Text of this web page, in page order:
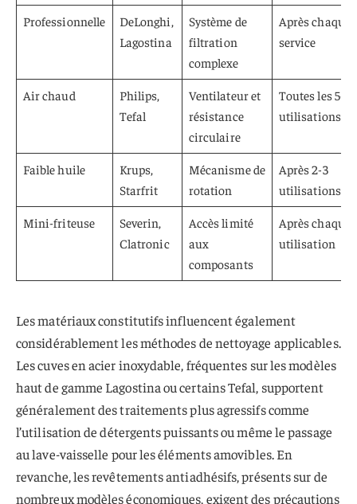
Professionnelle
DeLonghi,
Lagostina
Système de
filtration
complexe
Après chaque
service
Air chaud
Philips,
Tefal
Ventilateur et
résistance
circulaire
Toutes les 5-6
utilisations
Faible huile
Krups,
Starfrit
Mécanisme de
rotation
Après 2-3
utilisations
Mini-friteuse
Severin,
Clatronic
Accès limité
aux
composants
Après chaque
utilisation
Les matériaux constitutifs influencent également
considérablement les méthodes de nettoyage applicables.
Les cuves en acier inoxydable, fréquentes sur les modèles
haut de gamme Lagostina ou certains Tefal, supportent
généralement des traitements plus agressifs comme
l’utilisation de détergents puissants ou même le passage
au lave-vaisselle pour les éléments amovibles. En
revanche, les revêtements antiadhésifs, présents sur de
nombreux modèles économiques, exigent des précautions